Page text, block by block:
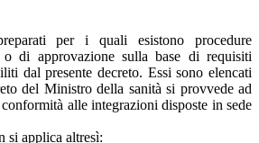
per i quali esistono procedure
di approvazione sulla base di requisiti
dal presente decreto. Essi sono elencati
del Ministro della sanità si provvede ad
alle integrazioni disposte in sede
si applica altresì: